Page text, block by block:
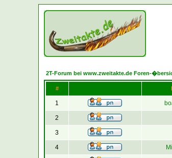
2T-Forum bei www.zweitakte.de Foren-
#
1
2
3
4